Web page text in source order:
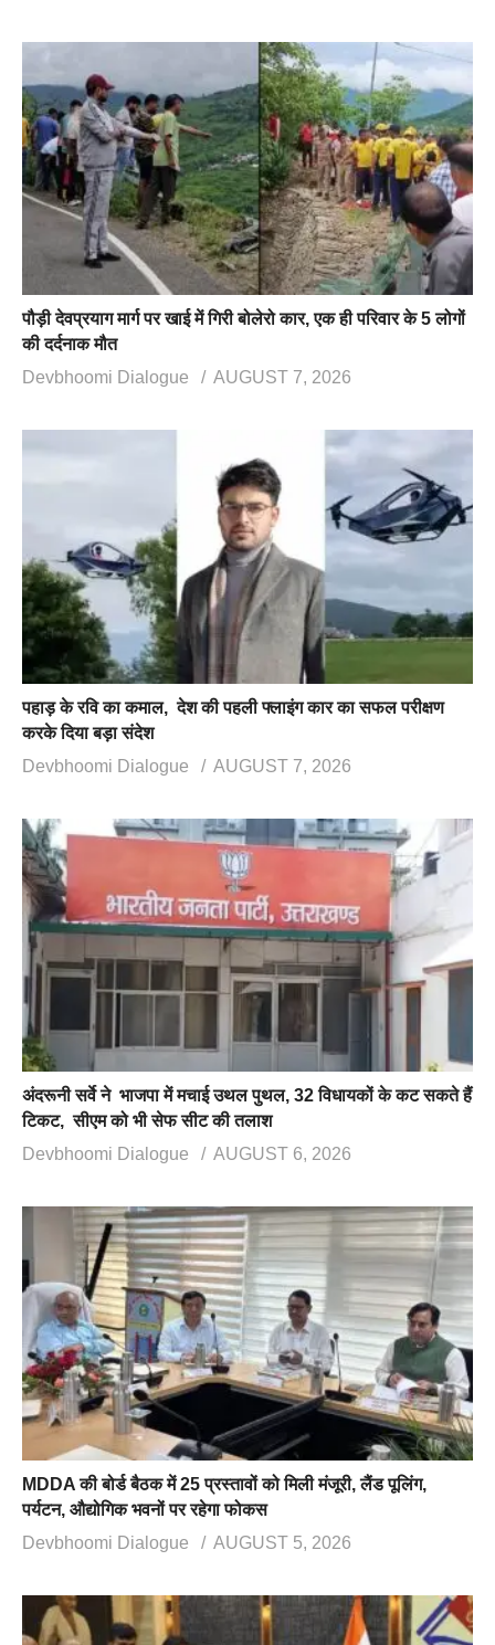
पौड़ी देवप्रयाग मार्ग पर खाई में गिरी बोलेरो कार, एक ही परिवार के 5 लोगों
की दर्दनाक मौत
Devbhoomi Dialogue
AUGUST 7, 2026
पहाड़ के रवि का कमाल, देश की पहली फ्लाइंग कार का सफल परीक्षण
करके दिया बड़ा संदेश
Devbhoomi Dialogue
AUGUST 7, 2026
अंदरूनी सर्वे ने भाजपा में मचाई उथल पुथल, 32 विधायकों के कट सकते हैं
टिकट, सीएम को भी सेफ सीट की तलाश
Devbhoomi Dialogue
AUGUST 6, 2026
MDDA की बोर्ड बैठक में 25 प्रस्तावों को मिली मंजूरी, लैंड पूलिंग,
पर्यटन, औद्योगिक भवनों पर रहेगा फोकस
Devbhoomi Dialogue
AUGUST 5, 2026